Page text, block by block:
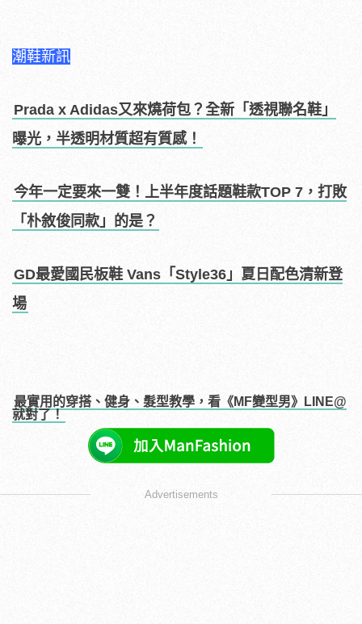
潮鞋新訊
Prada x Adidas又來燒荷包？全新「透視聯名鞋」
曝光，半透明材質超有質感！
今年一定要來一雙！上半年度話題鞋款TOP 7，打敗
「朴敘俊同款」的是？
GD最愛國民板鞋 Vans「Style36」夏日配色清新登
場
最實用的穿搭、健身、髮型教學，看《MF變型男》LINE@
就對了！
Advertisements